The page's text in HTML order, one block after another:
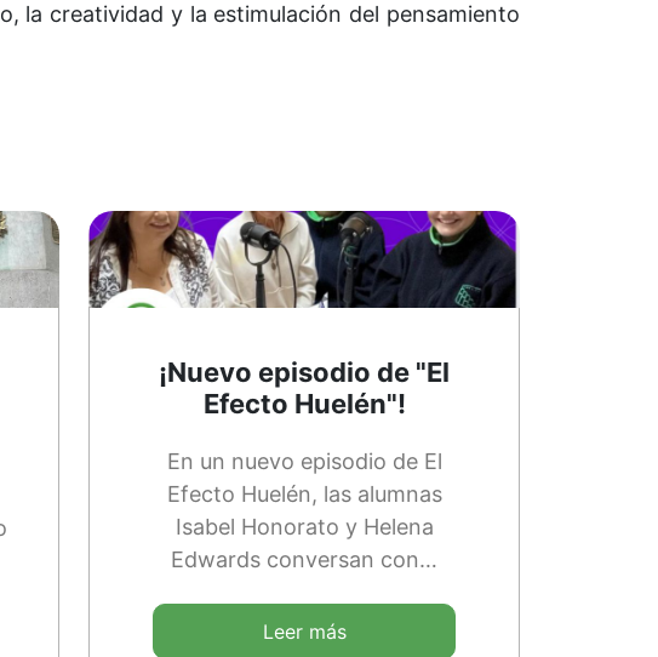
la creatividad y la estimulación del pensamiento
¡Nuevo episodio de "El
Efecto Huelén"!
En un nuevo episodio de El
Efecto Huelén, las alumnas
Isabel Honorato y Helena
Edwards conversan con…
Leer más